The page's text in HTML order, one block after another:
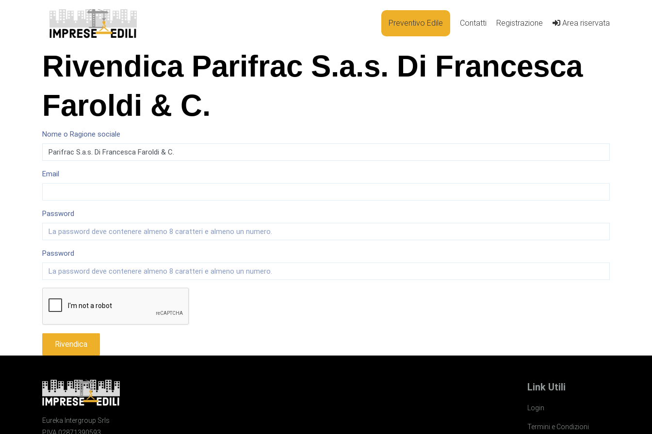
Preventivo Edile Contatti Registrazione Area riservata
Rivendica Parifrac S.a.s. Di Francesca
Faroldi & C.
Nome o Ragione sociale
Email
Password
Password
Rivendica
Eureka Intergroup Srls
Link Utili
Login
Termini e Condizioni